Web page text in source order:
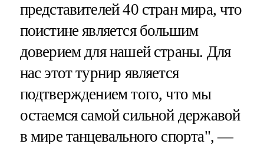
представителей 40 стран мира, что
поистине является большим
доверием для нашей страны. Для
нас этот турнир является
подтверждением того, что мы
остаемся самой сильной державой
в мире танцевального спорта", —